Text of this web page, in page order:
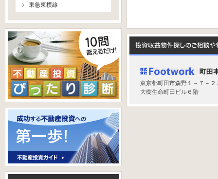
東京都町田市森野１－７－２
大樹生命町田ビル６階
東急東横線